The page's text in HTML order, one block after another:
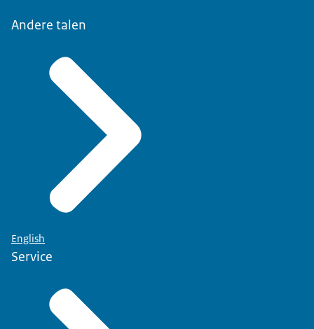
Andere talen
English
Service